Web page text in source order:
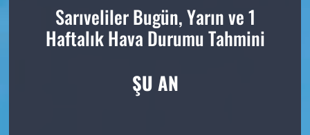
Sarıveliler Bugün, Yarın ve 1
Haftalık Hava Durumu Tahmini
ŞU AN
Süper Lig Puan Durumu ve Fikstür
Tüm Manşetler
Son Dakika Haberleri